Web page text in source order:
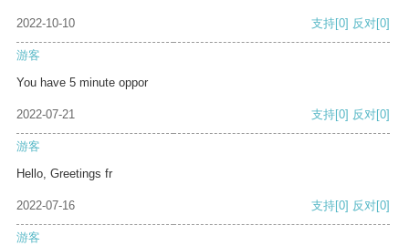
2022-10-10 支持[0] 反对[0]
游客
You have 5 minute oppor
2022-07-21 支持[0] 反对[0]
游客
Hello, Greetings fr
2022-07-16 支持[0] 反对[0]
游客